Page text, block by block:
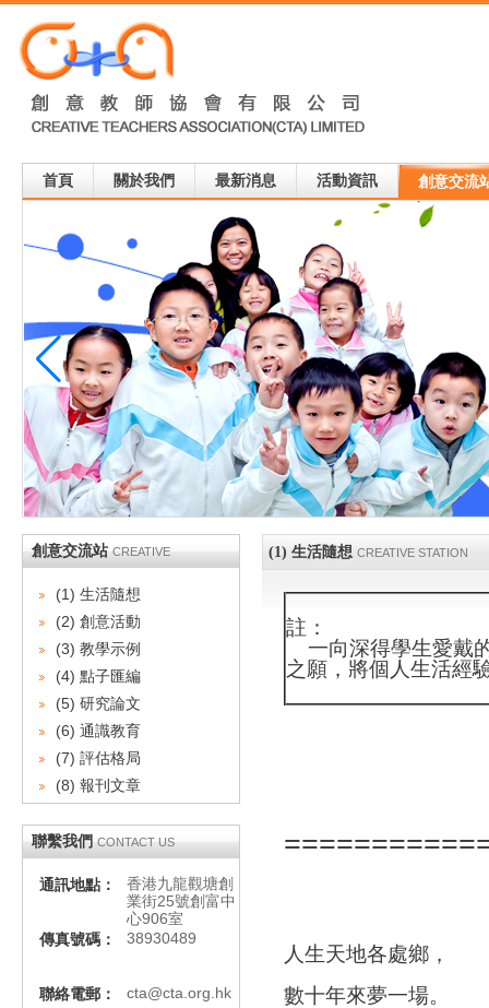
首頁 關於我們 最新消息 活動資訊 創意交流
創意交流站 CREATIVE
(1) 生活隨想
(2) 創意活動
(3) 教學示例
(4) 點子匯編
(5) 研究論文
(6) 通識教育
(7) 評估格局
(8) 報刊文章
聯繫我們 CONTACT US
通訊地點：
香港九龍觀塘創
業街25號創富中
心906室
傳真號碼： 38930489
聯絡電郵： cta@cta.org.hk
(1) 生活隨想 CREATIVE STATION
註：
一向深得學生愛戴
之願，將個人生活經
人生天地各處鄉，
數十年來夢一場。